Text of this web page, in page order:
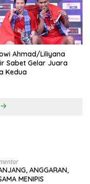
Ahmad/Liliyana
Sabet Gelar Juara
Kedua
ANGGARAN,
MENIPIS